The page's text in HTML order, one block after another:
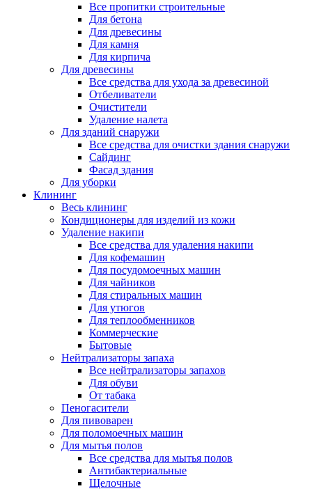
Все пропитки строительные
Для бетона
Для древесины
Для камня
Для кирпича
Для древесины
Все средства для ухода за древесиной
Отбеливатели
Очистители
Удаление налета
Для зданий снаружи
Все средства для очистки здания снаружи
Сайдинг
Фасад здания
Для уборки
Клининг
Весь клининг
Кондиционеры для изделий из кожи
Удаление накипи
Все средства для удаления накипи
Для кофемашин
Для посудомоечных машин
Для чайников
Для стиральных машин
Для утюгов
Для теплообменников
Коммерческие
Бытовые
Нейтрализаторы запаха
Все нейтрализаторы запахов
Для обуви
От табака
Пеногасители
Для пивоварен
Для поломоечных машин
Для мытья полов
Все средства для мытья полов
Антибактериальные
Щелочные